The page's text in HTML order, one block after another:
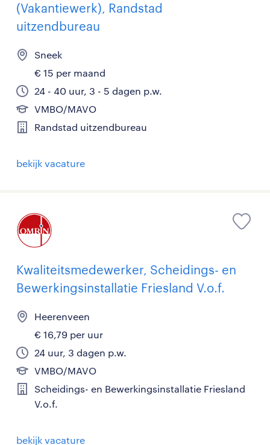
(Vakantiewerk), Randstad
uitzendbureau
Sneek
€ 15 per maand
24 - 40 uur, 3 - 5 dagen p.w.
VMBO/MAVO
Randstad uitzendbureau
bekijk vacature
Kwaliteitsmedewerker, Scheidings- en
Bewerkingsinstallatie Friesland V.o.f.
Heerenveen
€ 16,79 per uur
24 uur, 3 dagen p.w.
VMBO/MAVO
Scheidings- en Bewerkingsinstallatie Friesland
V.o.f.
bekijk vacature